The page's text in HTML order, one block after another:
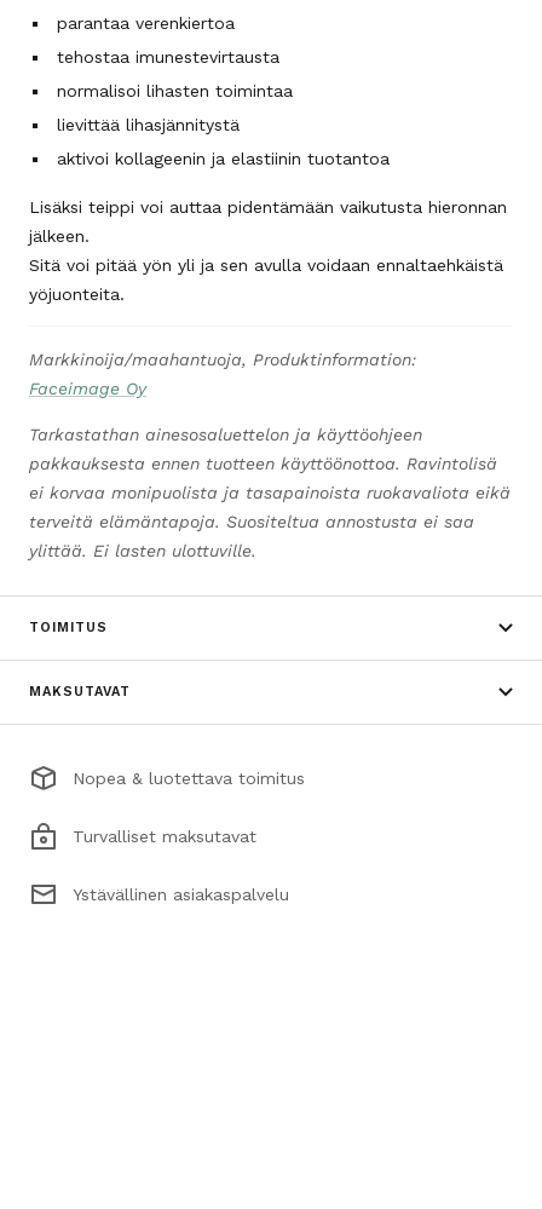
parantaa verenkiertoa
tehostaa imunestevirtausta
normalisoi lihasten toimintaa
lievittää lihasjännitystä
aktivoi kollageenin ja elastiinin tuotantoa
Lisäksi teippi voi auttaa pidentämään vaikutusta hieronnan
jälkeen.
Sitä voi pitää yön yli ja sen avulla voidaan ennaltaehkäistä
yöjuonteita.
Markkinoija/maahantuoja, Produktinformation:
Faceimage Oy
Tarkastathan ainesosaluettelon ja käyttöohjeen
pakkauksesta ennen tuotteen käyttöönottoa. Ravintolisä
ei korvaa monipuolista ja tasapainoista ruokavaliota eikä
terveitä elämäntapoja. Suositeltua annostusta ei saa
ylittää. Ei lasten ulottuville.
TOIMITUS
MAKSUTAVAT
Nopea & luotettava toimitus
Turvalliset maksutavat
Ystävällinen asiakaspalvelu